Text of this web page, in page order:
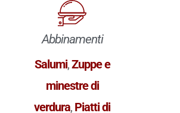
Abbinamenti
Salumi,Zuppe e
minestre di
verdura, Piatti di